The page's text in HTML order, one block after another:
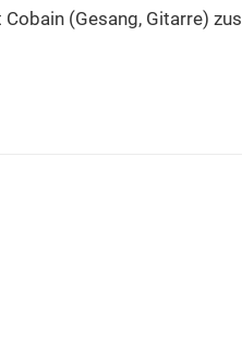
(Gesang, Gitarre)